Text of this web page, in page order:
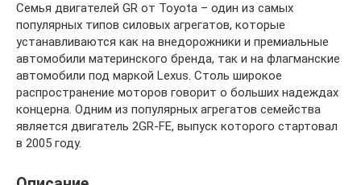
Семья двигателей GR от Toyota – один из самых
популярных типов силовых агрегатов, которые
устанавливаются как на внедорожники и премиальные
автомобили материнского бренда, так и на флагманские
автомобили под маркой Lexus. Столь широкое
распространение моторов говорит о больших надеждах
концерна. Одним из популярных агрегатов семейства
является двигатель 2GR-FE, выпуск которого стартовал
в 2005 году.